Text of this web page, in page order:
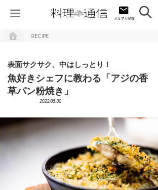
RECIPE
表面サクサク、中はしっとり！
魚好きシェフに教わる「アジの香
草パン粉焼き」
2022.05.30